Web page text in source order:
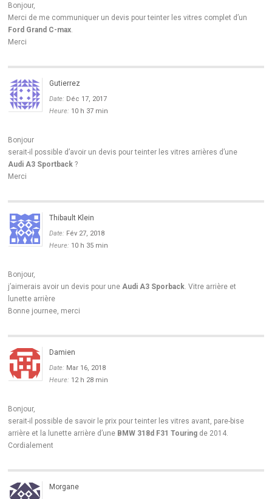
Bonjour,
Merci de me communiquer un devis pour teinter les vitres complet d’un
Ford Grand C-max
Merci
Gutierrez
Date: Déc 17, 2017
Heure: 10 h 37 min
Bonjour
serait-il possible d’avoir un devis pour teinter les vitres arrières d’une
Audi A3 Sportback ?
Merci
Thibault Klein
Date: Fév 27, 2018
Heure: 10 h 35 min
Bonjour,
j’aimerais avoir un devis pour une Audi A3 Sporback . Vitre arrière et
lunette arrière
Bonne journee, merci
Damien
Date: Mar 16, 2018
Heure: 12 h 28 min
Bonjour,
serait-il possible de savoir le prix pour teinter les vitres avant, pare-bise
arrière et la lunette arrière d’une BMW 318d F31 Touring de 2014.
Cordialement
Morgane